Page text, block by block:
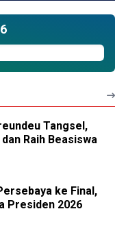
Tangsel,
Raih Beasiswa
ke Final,
Presiden 2026